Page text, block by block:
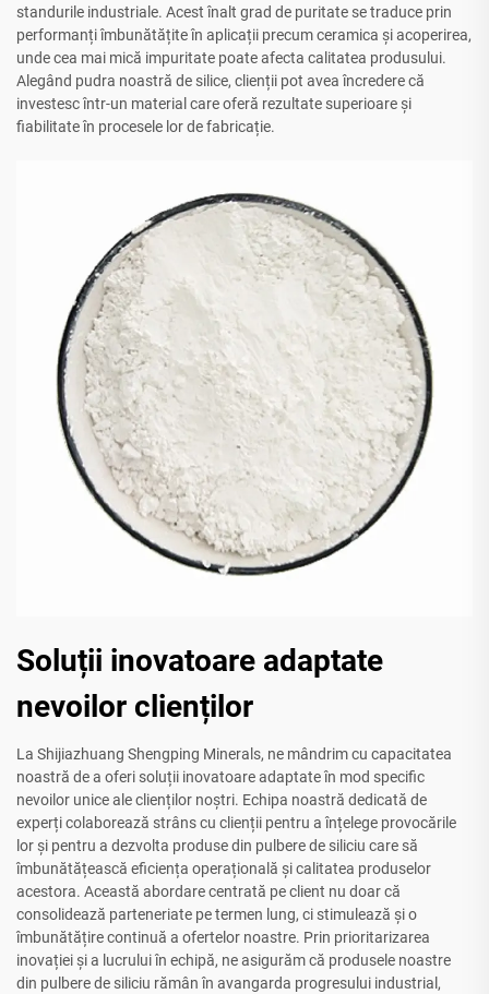
standurile industriale. Acest înalt grad de puritate se traduce prin
performanți îmbunătățite în aplicații precum ceramica și acoperirea,
unde cea mai mică impuritate poate afecta calitatea produsului.
Alegând pudra noastră de silice, clienții pot avea încredere că
investesc într-un material care oferă rezultate superioare și
fiabilitate în procesele lor de fabricație.
Soluții inovatoare adaptate
nevoilor clienților
La Shijiazhuang Shengping Minerals, ne mândrim cu capacitatea
noastră de a oferi soluții inovatoare adaptate în mod specific
nevoilor unice ale clienților noștri. Echipa noastră dedicată de
experți colaborează strâns cu clienții pentru a înțelege provocările
lor și pentru a dezvolta produse din pulbere de siliciu care să
îmbunătățească eficiența operațională și calitatea produselor
acestora. Această abordare centrată pe client nu doar că
consolidează parteneriate pe termen lung, ci stimulează și o
îmbunătățire continuă a ofertelor noastre. Prin prioritarizarea
inovației și a lucrului în echipă, ne asigurăm că produsele noastre
din pulbere de siliciu rămân în avangarda progresului industrial,